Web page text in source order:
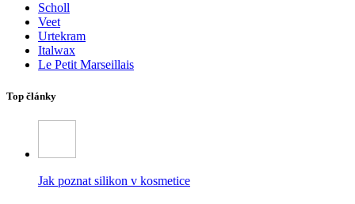
Scholl
Veet
Urtekram
Italwax
Le Petit Marseillais
Top články
Jak poznat silikon v kosmetice